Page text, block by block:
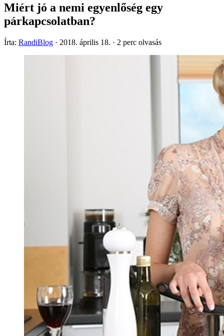
Miért jó a nemi egyenlőség egy
párkapcsolatban?
Írta: RandiBlog · 2018. április 18. · 2 perc olvasás